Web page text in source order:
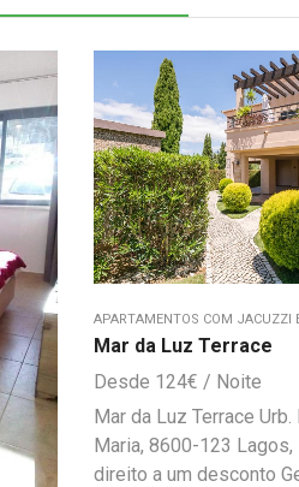
APARTAMENTOS COM JACUZZI
Mar da Luz Terrace
124€
Mar da Luz Terrace
Maria, 8600-123 Lagos,
direito a um desconto